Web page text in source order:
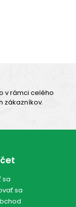
v rámci celého
zákazníkov.
sa
sa